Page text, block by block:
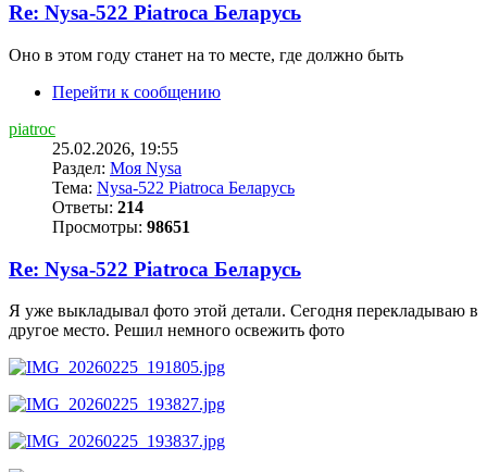
Re: Nysa-522 Piatroca Беларусь
Оно в этом году станет на то месте, где должно быть
Перейти к сообщению
piatroc
25.02.2026, 19:55
Раздел: Моя Nysa
Тема: Nysa-522 Piatroca Беларусь
Ответы: 214
Просмотры: 98651
Re: Nysa-522 Piatroca Беларусь
Я уже выкладывал фото этой детали. Сегодня перекладываю в
другое место. Решил немного освежить фото